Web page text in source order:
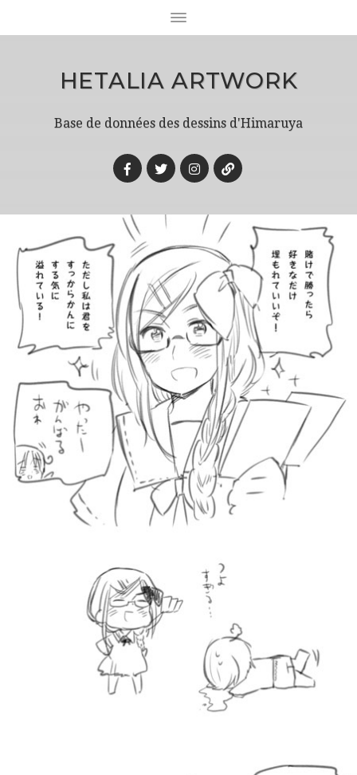
HETALIA ARTWORK
Base de données des dessins d'Himaruya